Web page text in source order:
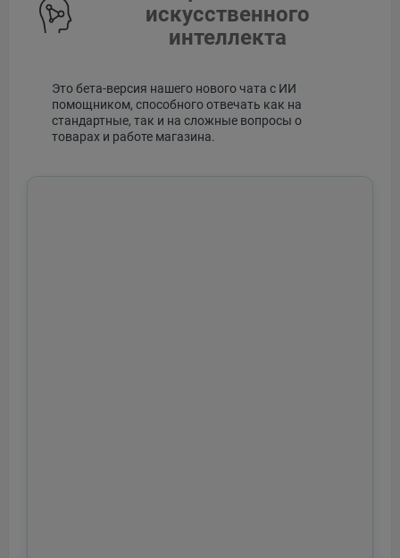
искусственного
интеллекта
Это бета-версия нашего нового чата с ИИ
помощником, способного отвечать как на
стандартные, так и на сложные вопросы о
товарах и работе магазина.